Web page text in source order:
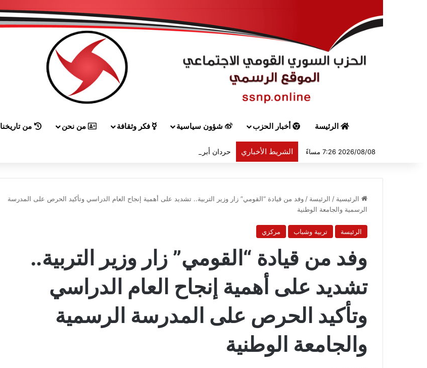
الرئيسة أخبار الحزب شؤون سياسية فكر وثقافة من نحن من تاريخنا
2026/08/08 7:26 مساءً الشريط الأخباري حردان أبرق إلى هيكل مهنئاً بمناسبة عيد الجيش
الرئيسية / الرئيسة / وفد من قيادة “القومي” زار وزير التربية.. تشديد على أهمية إنجاح العام الدراسي وتأكيد الحرص على المدرسة
الرسمية والجامعة الوطنية
الرئيسة تربية وشباب مركزي
وفد من قيادة “القومي” زار وزير التربية..
تشديد على أهمية إنجاح العام الدراسي
وتأكيد الحرص على المدرسة الرسمية
والجامعة الوطنية